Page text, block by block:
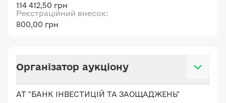
114 412,50 грн
Реєстраційний внесок:
800,00 грн
Організатор аукціону
АТ "БАНК ІНВЕСТИЦІЙ ТА ЗАОЩАДЖЕНЬ"